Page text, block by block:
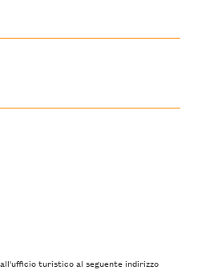
turistico al seguente indirizzo